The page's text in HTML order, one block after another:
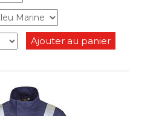
Ajouter au panier